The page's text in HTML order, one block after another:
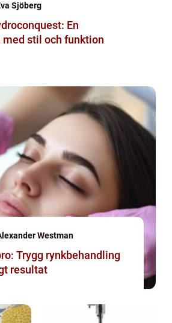
Sjöberg
En
med stil och funktion
Westman
Trygg rynkbehandling
resultat